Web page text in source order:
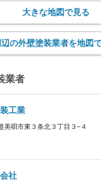
大きな地図で見る
辺の外壁塗装業者を地図
業者
工業
美唄市東３条北３丁目３−４
社